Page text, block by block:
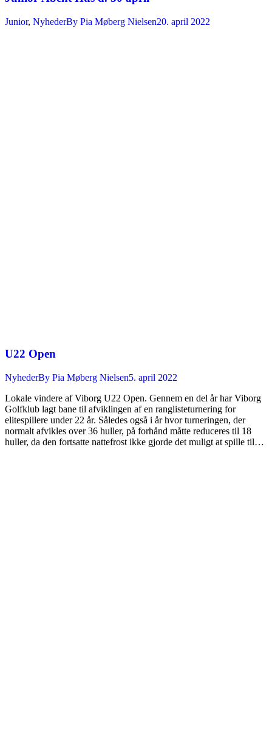
Junior, NyhederBy Pia Møberg Nielsen20. april 2022
U22 Open
NyhederBy Pia Møberg Nielsen5. april 2022
Lokale vindere af Viborg U22 Open. Gennem en del år har Viborg
Golfklub lagt bane til afviklingen af en ranglisteturnering for
elitespillere under 22 år. Således også i år hvor turneringen, der
normalt afvikles over 36 huller, på forhånd måtte reduceres til 18
huller, da den fortsatte nattefrost ikke gjorde det muligt at spille til…